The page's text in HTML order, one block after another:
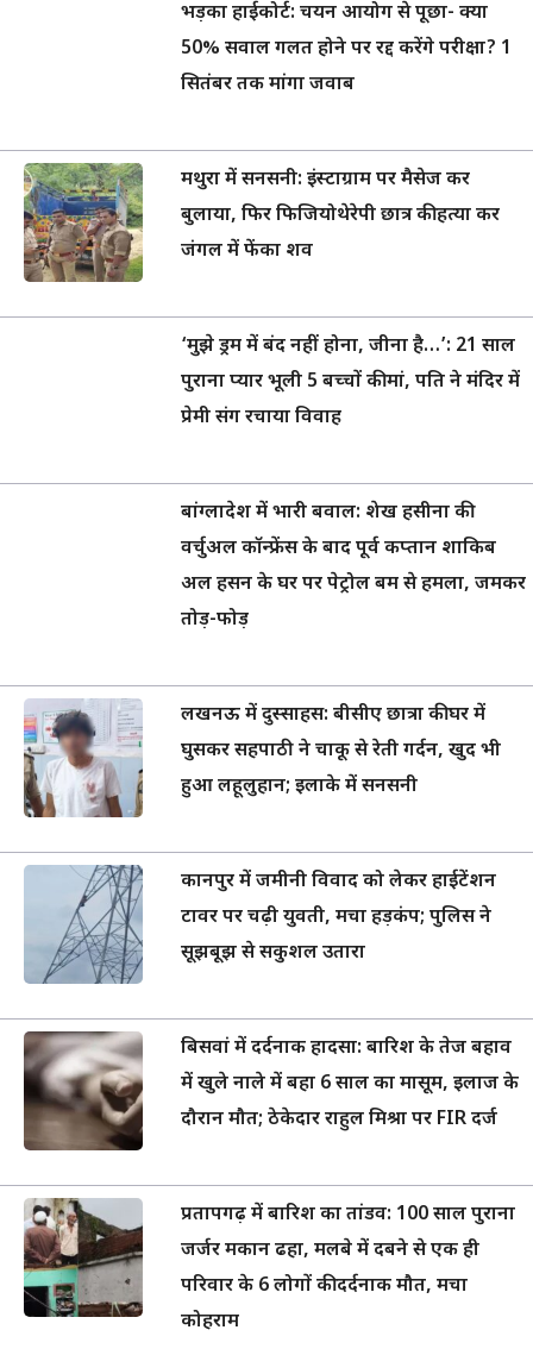
भड़का हाईकोर्ट: चयन आयोग से पूछा- क्या
50% सवाल गलत होने पर रद्द करेंगे परीक्षा? 1
सितंबर तक मांगा जवाब
मथुरा में सनसनी: इंस्टाग्राम पर मैसेज कर
बुलाया, फिर फिजियोथेरेपी छात्र की हत्या कर
जंगल में फेंका शव
‘मुझे ड्रम में बंद नहीं होना, जीना है…’: 21 साल
पुराना प्यार भूली 5 बच्चों की मां, पति ने मंदिर में
प्रेमी संग रचाया विवाह
बांग्लादेश में भारी बवाल: शेख हसीना की
वर्चुअल कॉन्फ्रेंस के बाद पूर्व कप्तान शाकिब
अल हसन के घर पर पेट्रोल बम से हमला, जमकर
तोड़-फोड़
लखनऊ में दुस्साहस: बीसीए छात्रा की घर में
घुसकर सहपाठी ने चाकू से रेती गर्दन, खुद भी
हुआ लहूलुहान; इलाके में सनसनी
कानपुर में जमीनी विवाद को लेकर हाईटेंशन
टावर पर चढ़ी युवती, मचा हड़कंप; पुलिस ने
सूझबूझ से सकुशल उतारा
बिसवां में दर्दनाक हादसा: बारिश के तेज बहाव
में खुले नाले में बहा 6 साल का मासूम, इलाज के
दौरान मौत; ठेकेदार राहुल मिश्रा पर FIR दर्ज
प्रतापगढ़ में बारिश का तांडव: 100 साल पुराना
जर्जर मकान ढहा, मलबे में दबने से एक ही
परिवार के 6 लोगों की दर्दनाक मौत, मचा
कोहराम